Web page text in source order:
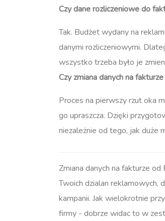
Czy dane rozliczeniowe do
Tak. Budżet wydany na
danymi rozliczeniowymi.
wszystko trzeba było je
Czy zmiana danych na
Proces na pierwszy rzut oka
go upraszcza. Dzięki
niezależnie od tego, jak duże
Zmiana danych na fakturze
Twoich dzialan reklamowych,
kampanii. Jak wielokrotnie
firmy - dobrze widac to w